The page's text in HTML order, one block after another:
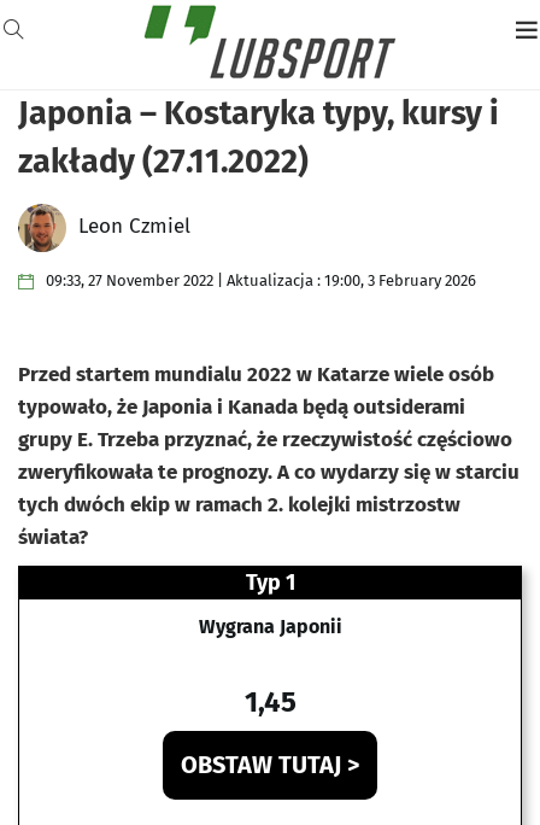
Japonia – Kostaryka typy, kursy i
zakłady (27.11.2022)
Leon Czmiel
09:33, 27 November 2022 | Aktualizacja : 19:00, 3 February 2026
Przed startem mundialu 2022 w Katarze wiele osób
typowało, że Japonia i Kanada będą outsiderami
grupy E. Trzeba przyznać, że rzeczywistość częściowo
zweryfikowała te prognozy. A co wydarzy się w starciu
tych dwóch ekip w ramach 2. kolejki mistrzostw
świata?
Typ 1
Wygrana Japonii
1,45
OBSTAW TUTAJ >